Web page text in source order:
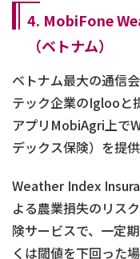
4. MobiFone
（ベトナム）
ベトナム最大の通信
テック企業のIglooと
アプリMobiAgri上で
デックス保険）を提供
Weather Index
よる農業損失のリス
険サービスで、一定
くは閾値を下回った